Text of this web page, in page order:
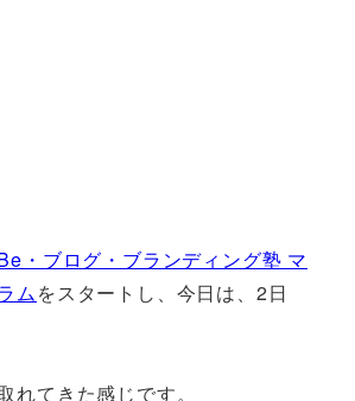
・ブログ・ブランディング塾 マ
ムをスタートし、今日は、2日
れてきた感じです。